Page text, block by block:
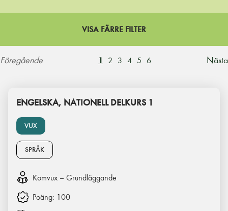
VISA FÄRRE FILTER
Föregående 1 2 3 4 5 6 Nästa
VUX
ENGELSKA, NATIONELL DELKURS 1
SPRÅK
Komvux – Grundläggande
Poäng: 100